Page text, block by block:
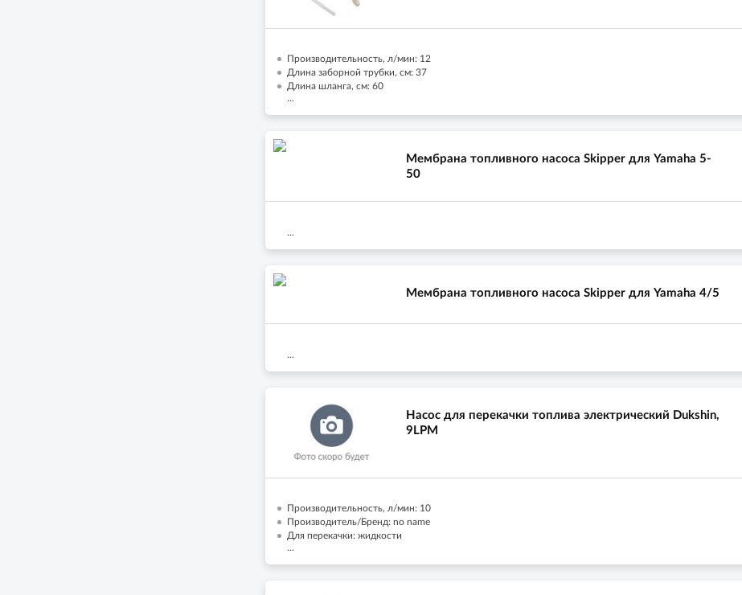
Производительность, л/мин: 12
Длина заборной трубки, см: 37
Длина шланга, см: 60
...
Мембрана топливного насоса Skipper для Yamaha 5-
50
...
Мембрана топливного насоса Skipper для Yamaha 4/5
...
Насос для перекачки топлива электрический Dukshin,
9LPM
Производительность, л/мин: 10
Производитель/Бренд: no name
Для перекачки: жидкости
...